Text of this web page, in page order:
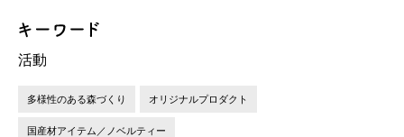
活動
多様性のある森づくり オリジナルプロダクト
国産材アイテム／ノベルティー